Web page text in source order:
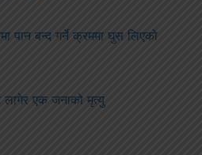
पान बन्द गर्ने क्रममा घुस लिएको
लागेर एक जनाको मृत्यु